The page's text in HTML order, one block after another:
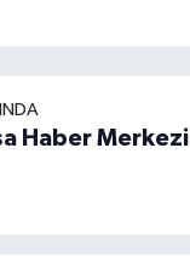
Haber Merkezi